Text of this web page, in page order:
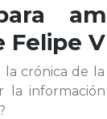
Felipe V
crónica de
la